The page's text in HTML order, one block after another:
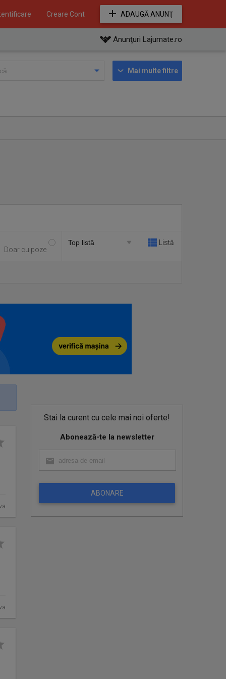
Creare Cont ADAUGĂ ANUNŢ
Anunţuri Lajumate.ro
Mai multe filtre
Doar cu poze
Listă
Stai la curent cu cele mai noi oferte!
Abonează-te la newsletter
ABONARE